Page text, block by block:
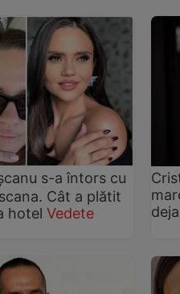
s-a întors cu
Cât a plătit
hotel Vedete